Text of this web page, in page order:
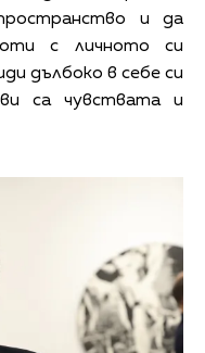
и да
с личното си
дълбоко в себе си
са чувствата и